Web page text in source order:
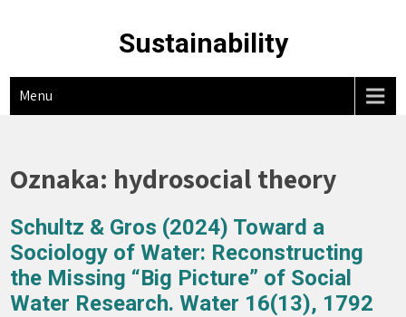
Sustainability
Menu
Oznaka: hydrosocial theory
Schultz & Gros (2024) Toward a
Sociology of Water: Reconstructing
the Missing “Big Picture” of Social
Water Research. Water 16(13), 1792